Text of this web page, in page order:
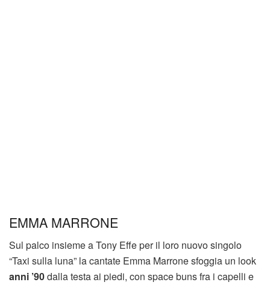
EMMA MARRONE
Sul palco insieme a Tony Effe per il loro nuovo singolo
“Taxi sulla luna” la cantate Emma Marrone sfoggia un look
anni ’90dalla testa ai piedi, con space buns fra i capelli e